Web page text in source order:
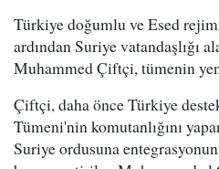
Türkiye doğumlu ve Esed
ardından Suriye vatandaşlığı
Muhammed Çiftçi, tümenin
Çiftçi, daha önce Türkiye
Tümeni'nin komutanlığını
Suriye ordusuna